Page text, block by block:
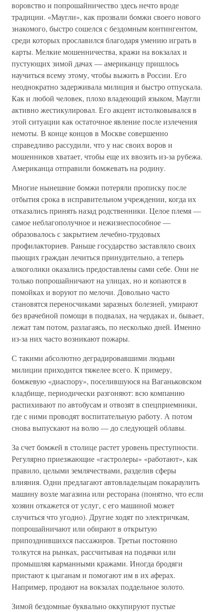
воровство и попрошайничество здесь нечто вроде
традиции. «Маугли», как прозвали бомжи своего нового
знакомого, быстро сошелся с бездомным контингентом,
среди которых прославился благодаря умению играть в
карты. Мелкие мошенничества, кражи на вокзалах и
пустующих зимой дачах — американцу пришлось
научиться всему этому, чтобы выжить в России. Его
неоднократно задерживала милиция и быстро отпускала.
Как и любой человек, плохо владеющий языком, Маугли
активно жестикулировал. Его акцент истолковывался в
этой ситуации как остаточное явление после излечения
немоты. В конце концов в Москве совершенно
справедливо рассудили, что у нас своих воров и
мошенников хватает, чтобы еще их ввозить из-за рубежа.
Американца отправили бомжевать на родину.
Многие нынешние бомжи потеряли прописку после
отбытия срока в исправительном учреждении, когда их
отказались принять назад родственники. Целое племя —
самое неблагополучное и нежизнеспособное —
образовалось с закрытием лечебно-трудовых
профилакториев. Раньше государство заставляло своих
пьющих граждан лечиться принудительно, а теперь
алкоголики оказались предоставлены сами себе. Они не
только попрошайничают на улицах, но и копаются в
помойках и воруют по мелочи. Довольно часто
становятся переносчиками заразных болезней, умирают
без врачебной помощи в подвалах, на чердаках и, бывает,
лежат там потом, разлагаясь, по несколько дней. Именно
из-за них часто возникают пожары.
С такими абсолютно деградировавшими людьми
милиции приходится тяжелее всего. К примеру,
бомжевую «диаспору», поселившуюся на Ваганьковском
кладбище, периодически разгоняют: всю компанию
распихивают по автобусам и отвозят в спецприемники,
где с ними проводят воспитательную работу. А потом
снова выпускают на волю — до следующей облавы.
За счет бомжей в столице растет уровень преступности.
Регулярно приезжающие «гастролеры» «работают», как
правило, целыми землячествами, разделив сферы
влияния. Одни предлагают автовладельцам покараулить
машину возле магазина или ресторана (понятно, что если
хозяин откажется от услуг, с его машиной может
случиться что угодно). Другие ходят по электричкам,
попрошайничают или обирают в открытую
припозднившихся пассажиров. Третьи постоянно
толкутся на рынках, рассчитывая на подачки или
промышляя карманными кражами. Иногда бродяги
пристают к цыганам и помогают им в их аферах.
Например, продают на вокзалах поддельное золото.
Зимой бездомные буквально оккупируют пустые